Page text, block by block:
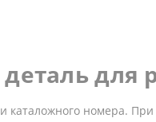
каталожного номера.